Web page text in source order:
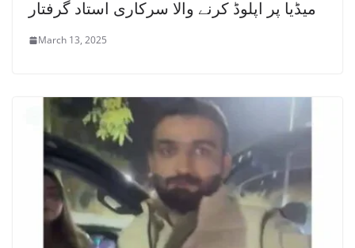
میڈیا پر اپلوڈ کرنے والا سرکاری استاد گرفتار
March 13, 2025